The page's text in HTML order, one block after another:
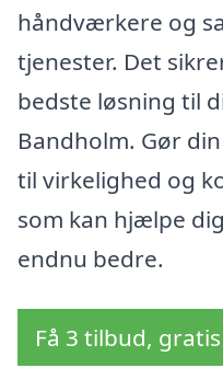
håndværkere og
tjenester. Det
bedste løsning til
Bandholm. Gør
til virkelighed og
som kan hjælpe
endnu bedre.
Få 3 tilbud,